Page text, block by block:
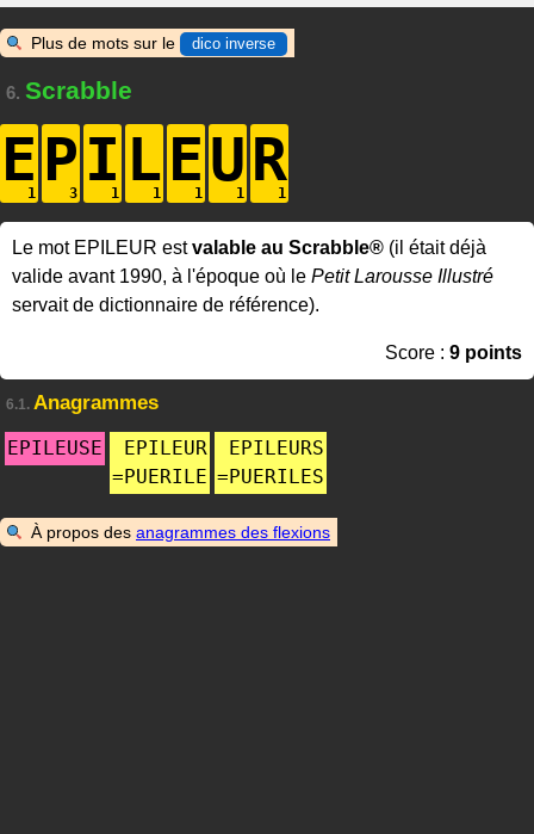
Plus de mots sur le dico inverse
6. Scrabble
E PI LEUR
Le mot EPILEUR estvalable au Scrabble® (il était déjà
valide avant 1990, à l'époque où le Petit Larousse Illustré
servait de dictionnaire de référence).
Score : 9 points
6.1. Anagrammes
EPILEUSE
EPILEUR
=PUERILE
EPILEURS
=PUERILES
À propos des anagrammes des flexions